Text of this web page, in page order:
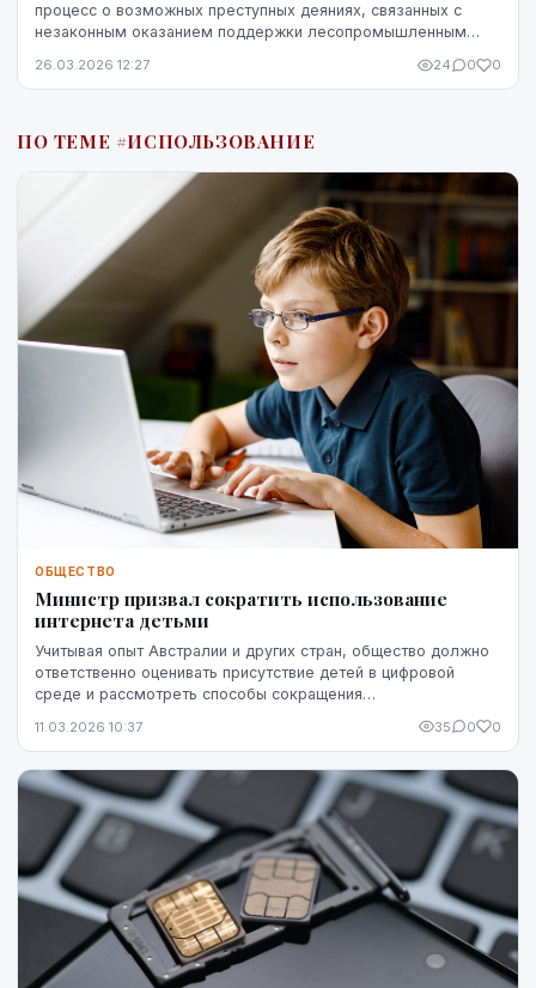
процесс о возможных преступных деяниях, связанных с
незаконным оказанием поддержки лесопромышленным
26.03.2026 12:27 24 0 0
ПО ТЕМЕ #ИСПОЛЬЗОВАНИЕ
ОБЩЕСТВО
Министр призвал сократить использование
интернета детьми
Учитывая опыт Австралии и других стран, общество должно
ответственно оценивать присутствие детей в цифровой
среде и рассмотреть способы сокращения
11.03.2026 10:37 35 0 0